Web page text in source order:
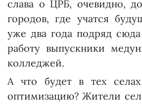
слава о ЦРБ, очевидно,
городов, где учатся
уже два года подряд
работу выпускники
колледжей.
А что будет в тех
оптимизацию? Жители